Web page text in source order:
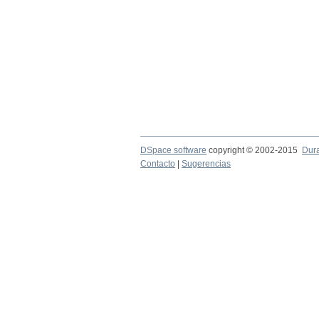
DSpace software copyright © 2002-2015
Contacto
Sugerencias